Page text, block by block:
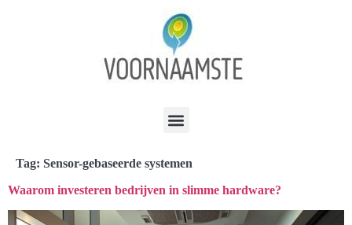
Tag: Sensor-gebaseerde systemen
Waarom investeren bedrijven in slimme hardware?